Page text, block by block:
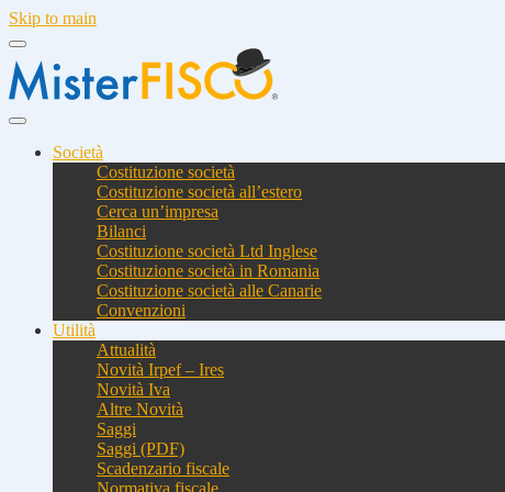
Skip to main
Società
Costituzione società
Costituzione società all’estero
Cerca un’impresa
Bilanci
Costituzione società Ltd Inglese
Costituzione società in Romania
Costituzione società alle Canarie
Convenzioni
Utilità
Attualità
Novità Irpef – Ires
Novità Iva
Altre Novità
Saggi
Saggi (PDF)
Scadenzario fiscale
Normativa fiscale